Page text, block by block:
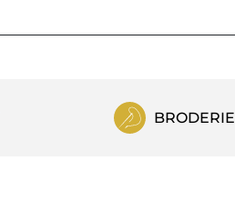
BRODERIE